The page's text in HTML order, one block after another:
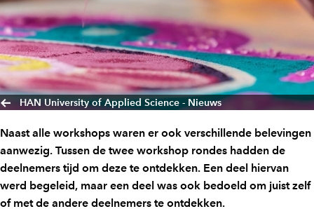
HAN University of Applied Science - Nieuws
Naast alle workshops waren er ook verschillende belevingen
aanwezig. Tussen de twee workshop rondes hadden de
deelnemers tijd om deze te ontdekken. Een deel hiervan
werd begeleid, maar een deel was ook bedoeld om juist zelf
of met de andere deelnemers te ontdekken.